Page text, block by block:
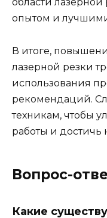
области
опытом и
В итоге,
лазерной резки
использования
рекомендаций.
техникам, чтобы
работы и достичь
Вопрос-
Какие